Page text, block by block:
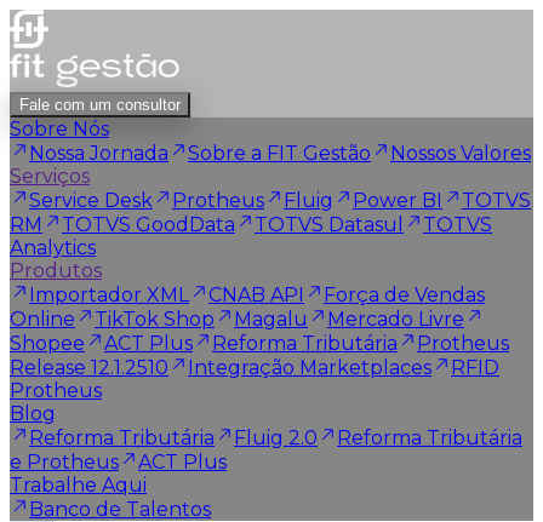
Fale com um consultor
Sobre Nós
Nossa Jornada
Sobre a FIT Gestão
Nossos Valores
Serviços
Service Desk
Protheus Fluig Power BI
TOTVS
RM
TOTVS GoodData TOTVS Datasul
TOTVS
Analytics
Produtos
Importador XML
CNAB API
Força de Vendas
Online
TikTok Shop Magalu
Mercado Livre
Shopee
ACT Plus Reforma Tributária
Protheus
Release 12.1.2510
Integração Marketplaces
RFID
Protheus
Blog
Reforma Tributária
Fluig 2.0
Reforma Tributária
e Protheus
ACT Plus
Trabalhe Aqui
Banco de Talentos